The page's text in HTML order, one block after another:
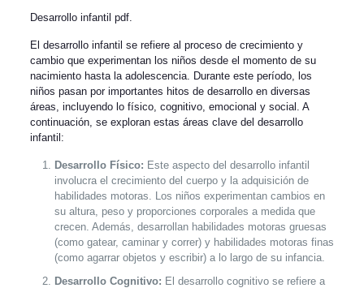
Desarrollo infantil pdf.
El desarrollo infantil se refiere al proceso de crecimiento y
cambio que experimentan los niños desde el momento de su
nacimiento hasta la adolescencia. Durante este período, los
niños pasan por importantes hitos de desarrollo en diversas
áreas, incluyendo lo físico, cognitivo, emocional y social. A
continuación, se exploran estas áreas clave del desarrollo
infantil:
Desarrollo Físico: Este aspecto del desarrollo infantil
involucra el crecimiento del cuerpo y la adquisición de
habilidades motoras. Los niños experimentan cambios en
su altura, peso y proporciones corporales a medida que
crecen. Además, desarrollan habilidades motoras gruesas
(como gatear, caminar y correr) y habilidades motoras finas
(como agarrar objetos y escribir) a lo largo de su infancia.
Desarrollo Cognitivo: El desarrollo cognitivo se refiere a